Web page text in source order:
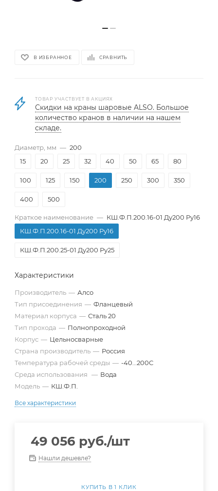
В ИЗБРАННОЕ СРАВНИТЬ
ТОВАР УЧАСТВУЕТ В АКЦИЯХ
Скидки на краны шаровые ALSO. Большое
количество кранов в наличии на нашем
складе.
Диаметр, мм — 200
15
20 25 32 40 50 65 80
100 125 150 200 250 300 350
400 500
Краткое наименование — КШ.Ф.П.200.16-01 Ду200 Ру16
КШ.Ф.П.200.16-01 Ду200 Ру16
КШ.Ф.П.200.25-01 Ду200 Ру25
Характеристики
Производитель — Алсо
Тип присоединения — Фланцевый
Материал корпуса — Сталь 20
Тип прохода — Полнопроходной
Корпус — Цельносварные
Страна производитель — Россия
Температура рабочей среды — -40...200С
Среда использования — Вода
Модель — КШ.Ф.П.
Все характеристики
49 056 руб./шт
Нашли дешевле?
КУПИТЬ В 1 КЛИК